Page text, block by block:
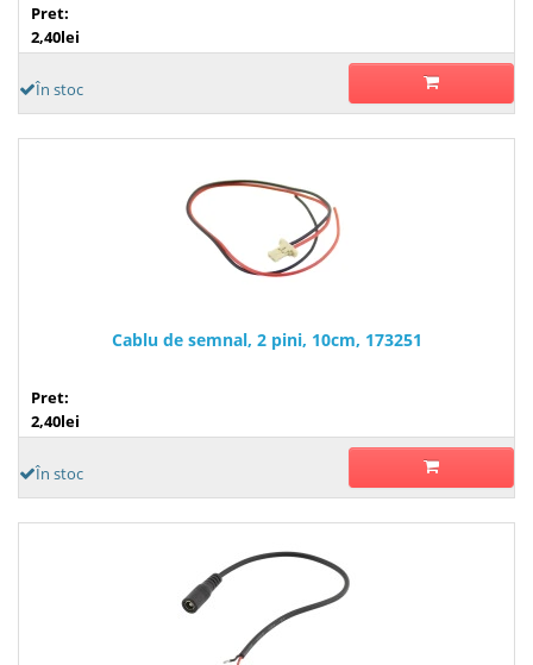
Pret:
2,40lei
În stoc
Cablu de semnal, 2 pini, 10cm, 173251
Pret:
2,40lei
În stoc